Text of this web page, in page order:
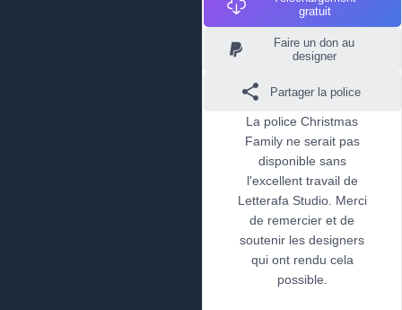
gratuit
Faire un don au
designer
Partager la police
La police Christmas
Family ne serait pas
disponible sans
l'excellent travail de
Letterafa Studio. Merci
de remercier et de
soutenir les designers
qui ont rendu cela
possible.